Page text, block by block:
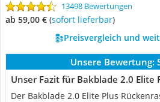
13498 Bewertungen
ab 59,00 € ( Sofort lieferbar)
Preisvergleich und
Unsere Bewertung:
Unser Fazit für Bakblade 2.0 Elite
Der Bakblade 2.0 Elite Plus